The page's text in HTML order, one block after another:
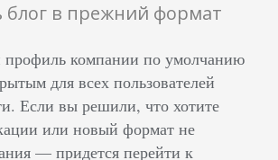
блог в прежний формат
компании по умолчанию
для всех пользователей
Если вы решили, что хотите
или новый формат не
–– придется перейти к